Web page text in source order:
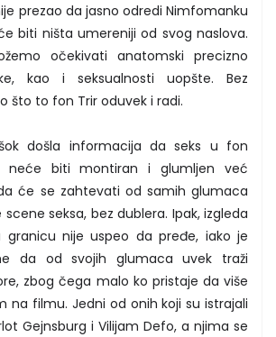
prezao da jasno odredi Nimfomanku
biti ništa umereniji od svog naslova.
očekivati anatomski precizno
kao i seksualnosti uopšte. Bez
što to fon Trir oduvek i radi.
došla informacija da seks u fon
neće biti montiran i glumljen već
će se zahtevati od samih glumaca
seksa, bez dublera. Ipak, izgleda
nije uspeo da pređe, iako je
da od svojih glumaca uvek traži
zbog čega malo ko pristaje da više
na filmu. Jedni od onih koji su istrajali
Gejnsburg i Vilijam Defo, a njima se